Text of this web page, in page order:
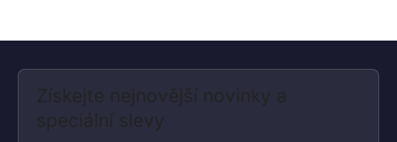
Získejte nejnovější novinky a
speciální slevy